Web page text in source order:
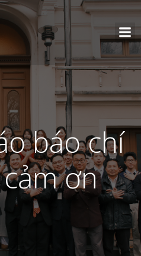
báo chí
ơn